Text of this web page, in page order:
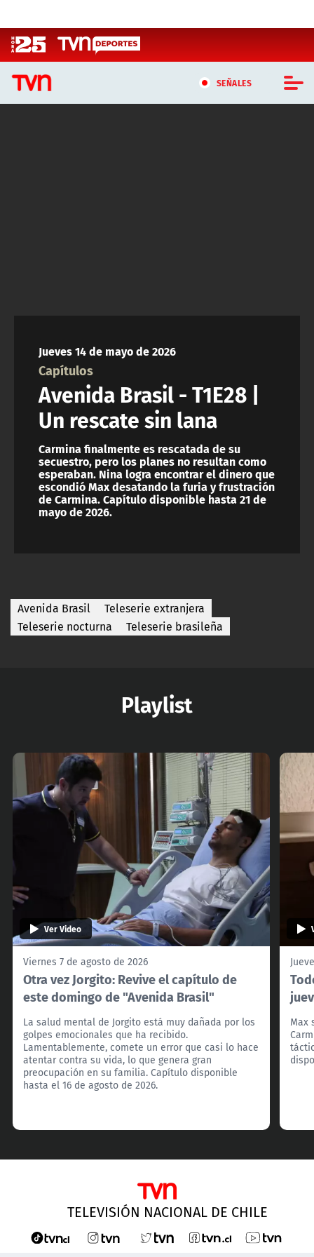
SEÑALES
ACTUALIDAD Y TENDENCIAS
CORPORATIVO Y TRANSPARENCIA
CANAL DE DENUNCIAS
ÁREA DE PROYECTOS
Jueves 14 de mayo de 2026
Capítulos
Avenida Brasil - T1E28 |
Un rescate sin lana
Carmina finalmente es rescatada de su
secuestro, pero los planes no resultan como
esperaban. Nina logra encontrar el dinero que
escondió Max desatando la furia y frustración
de Carmina. Capítulo disponible hasta 21 de
mayo de 2026.
Avenida Brasil
Teleserie extranjera
Teleserie nocturna
Teleserie brasileña
Playlist
Ver Video
Viernes 7 de agosto de 2026
Otra vez Jorgito: Revive el capítulo de
este domingo de "Avenida Brasil"
La salud mental de Jorgito está muy dañada por los
golpes emocionales que ha recibido.
Lamentablemente, comete un error que casi lo hace
atentar contra su vida, lo que genera gran
preocupación en su familia. Capítulo disponible
hasta el 16 de agosto de 2026.
Max
TELEVISIÓN NACIONAL DE CHILE